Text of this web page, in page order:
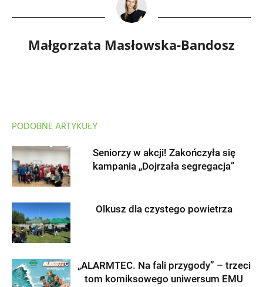
Małgorzata Masłowska-Bandosz
PODOBNE ARTYKUŁY
Seniorzy w akcji! Zakończyła się
kampania „Dojrzała segregacja”
Olkusz dla czystego powietrza
„ALARMTEC. Na fali przygody” – trzeci
tom komiksowego uniwersum EMU